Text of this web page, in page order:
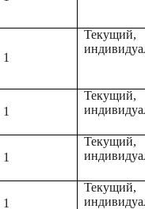
1
Текущий,
1
Текущий,
1
Текущий,
1
Текущий,